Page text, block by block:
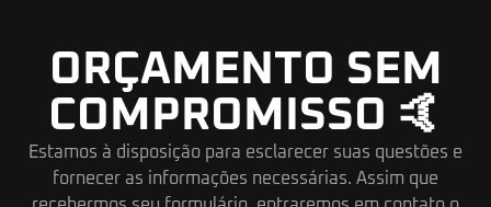
ORÇAMENTO SEM
COMPROMISSO 🤙
Estamos à disposição para esclarecer suas questões e
fornecer as informações necessárias. Assim que